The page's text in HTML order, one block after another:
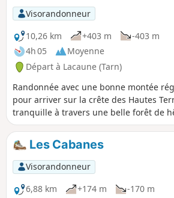
Visorandonneur
10,26 km
+403 m
-403 m
4h 05
Moyenne
Départ à Lacaune (Tarn)
Randonnée avec une bonne montée
pour arriver sur la crête des Hautes
tranquille à travers une belle forêt de
haies de houx et un petit ruisseau sur
le long sauf pendant 2-3 km au sommet.
Les Cabanes
Visorandonneur
6,88 km
+174 m
-170 m